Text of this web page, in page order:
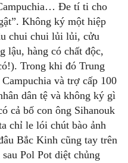
Đe tí ti cho
Không ký một hiệp
chui chui lủi lủi, cửu
lậu, hàng có chất độc,
Trong khi đó Trung
và trợ cấp 100
dân tệ và không ký gì
cả bố con ông Sihanouk
chỉ le lói chút bào ảnh
Bắc Kinh cũng tay trên
Pol Pot diệt chủng